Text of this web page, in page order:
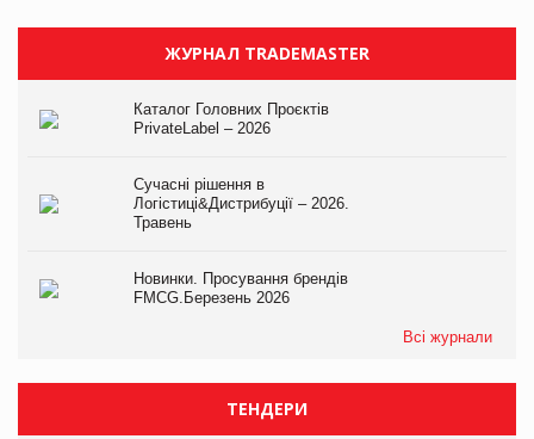
ЖУРНАЛ TRADEMASTER
Каталог Головних Проєктів
PrivateLabel – 2026
Сучасні рішення в
Логістиці&Дистрибуції – 2026.
Травень
Новинки. Просування брендів
FMCG.Березень 2026
Всі журнали
ТЕНДЕРИ